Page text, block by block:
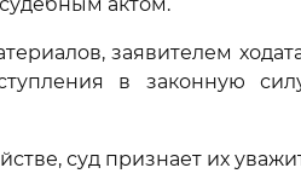
заявителем
в законную
суд признает их